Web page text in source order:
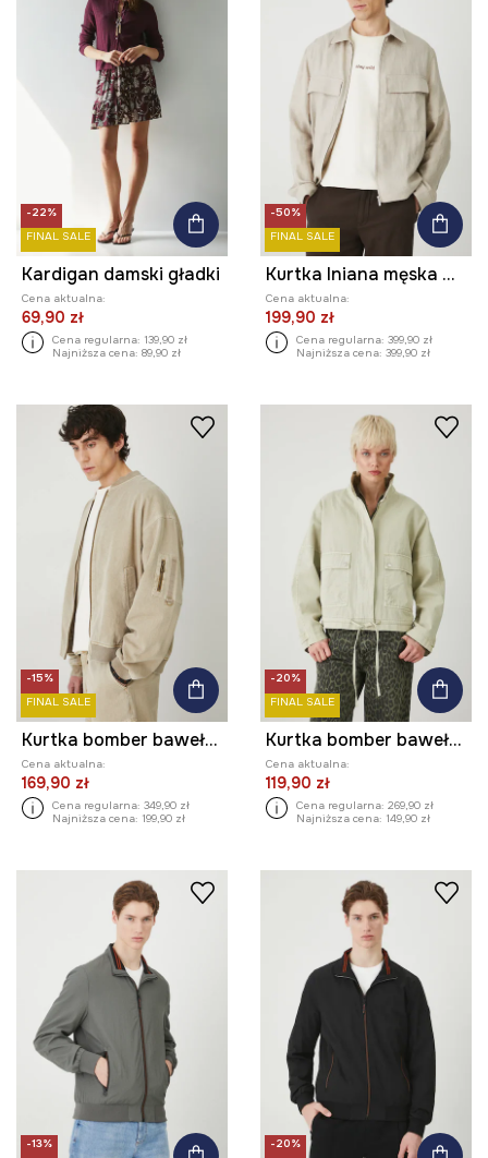
-22%
FINAL SALE
Kardigan damski gładki
Cena aktualna:
69,90 zł
Cena regularna: 139,90 zł
Najniższa cena: 89,90 zł
-50%
FINAL SALE
Kurtka lniana męska melanżowa kolor beżowy
Cena aktualna:
199,90 zł
Cena regularna: 399,90 zł
Najniższa cena: 399,90 zł
-15%
FINAL SALE
Kurtka bomber bawełniana męska kolor beżowy
Cena aktualna:
169,90 zł
Cena regularna: 349,90 zł
Najniższa cena: 199,90 zł
-20%
FINAL SALE
Kurtka bomber bawełniana damska gładka kolor zielony
Cena aktualna:
119,90 zł
Cena regularna: 269,90 zł
Najniższa cena: 149,90 zł
-13%
-20%